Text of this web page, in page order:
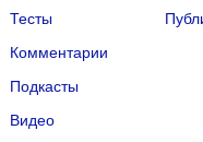
Тесты
Комментарии
Подкасты
Видео